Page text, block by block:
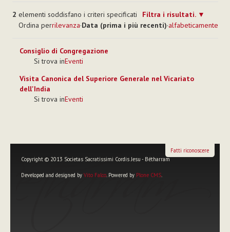
2 elementi soddisfano i criteri specificati
Filtra i risultati.
Ordina perrilevanza·Data (prima i più recenti)·alfabeticamente
Consiglio di Congregazione
Si trova inEventi
Visita Canonica del Superiore Generale nel Vicariato
dell'India
Si trova inEventi
Copyright © 2013 Societas Sacratissimi Cordis Jesu - Bétharram
Developed and designed by Vito Falco. Powered by Plone CMS.
Fatti riconoscere